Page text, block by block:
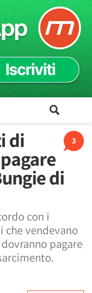
3
di
di
con i
vendevano
pagare